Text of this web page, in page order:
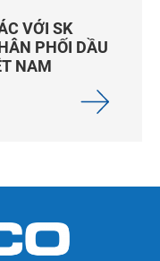
VỚI SK
PHỐI DẦU
NAM